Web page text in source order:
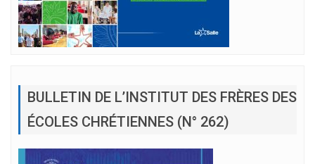
BULLETIN DE L’INSTITUT DES FRÈRES DES
ÉCOLES CHRÉTIENNES (N° 262)